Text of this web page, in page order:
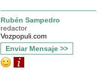
Rubén Sampedro
redactor
Vozpopuli.com
Enviar Mensaje >>